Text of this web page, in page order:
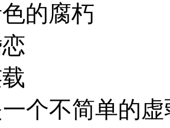
的腐朽
个不简单的虚